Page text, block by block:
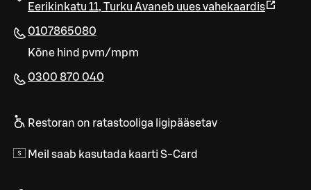
Eerikinkatu 11, Turku Avaneb uues vahekaardis
0107865080
Kõne hind pvm/mpm
0300 870 040
Restoran on ratastooliga ligipääsetav
Meil saab kasutada kaarti S-Card